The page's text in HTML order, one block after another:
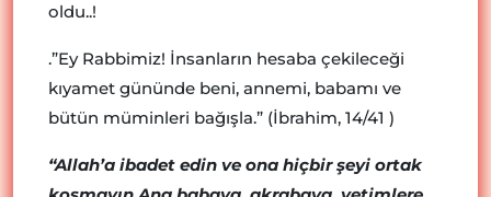
oldu..!
.”Ey Rabbimiz! İnsanların hesaba çekileceği
kıyamet gününde beni, annemi, babamı ve
bütün müminleri bağışla.” (İbrahim, 14/41 )
“Allah’a ibadet edin ve ona hiçbir şeyi ortak